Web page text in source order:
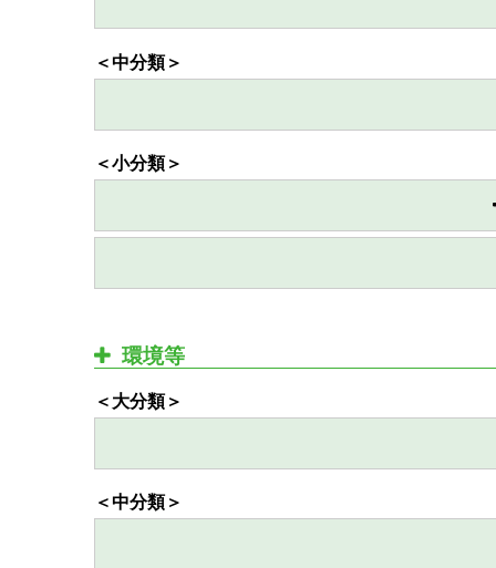
＜中分類＞
＜小分類＞
環境等
＜大分類＞
＜中分類＞